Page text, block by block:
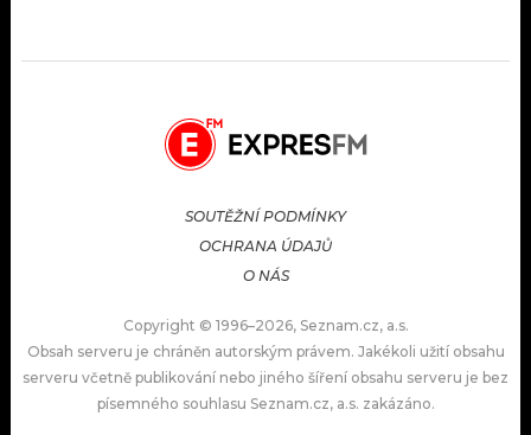
SOUTĚŽNÍ PODMÍNKY
OCHRANA ÚDAJŮ
O NÁS
Copyright © 1996–2026, Seznam.cz, a.s.
Obsah serveru je chráněn autorským právem. Jakékoli užití obsahu
serveru včetně publikování nebo jiného šíření obsahu serveru je bez
písemného souhlasu Seznam.cz, a.s. zakázáno.